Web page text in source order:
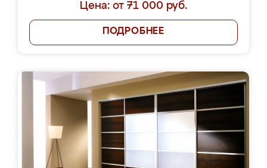
Цена: от 71 000 руб.
ПОДРОБНЕЕ